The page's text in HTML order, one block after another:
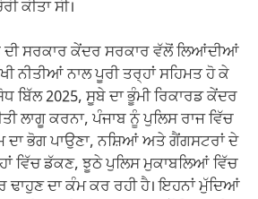
ਕੀਤਾ ਸੀ।
ਦੀ ਸਰਕਾਰ ਕੇਂਦਰ ਸਰਕਾਰ ਵੱਲੋਂ ਲਿਆਂਦੀਆਂ
ਨੀਤੀਆਂ ਨਾਲ ਪੂਰੀ ਤਰ੍ਹਾਂ ਸਹਿਮਤ ਹੋ ਕੇ
ਬਿੱਲ 2025, ਸੂਬੇ ਦਾ ਭੂੰਮੀ ਰਿਕਾਰਡ ਕੇਂਦਰ
ਲਾਗੂ ਕਰਨਾ, ਪੰਜਾਬ ਨੂੰ ਪੁਲਿਸ ਰਾਜ ਵਿੱਚ
ਦਾ ਭੋਗ ਪਾਉਣਾ, ਨਸ਼ਿਆਂ ਅਤੇ ਗੈਂਗਸਟਰਾਂ ਦੇ
ਵਿੱਚ ਡੱਕਣ, ਝੂਠੇ ਪੁਲਿਸ ਮੁਕਾਬਲਿਆਂ ਵਿੱਚ
ਢਾਹੁਣ ਦਾ ਕੰਮ ਕਰ ਰਹੀ ਹੈ। ਇਹਨਾਂ ਮੁੱਦਿਆਂ